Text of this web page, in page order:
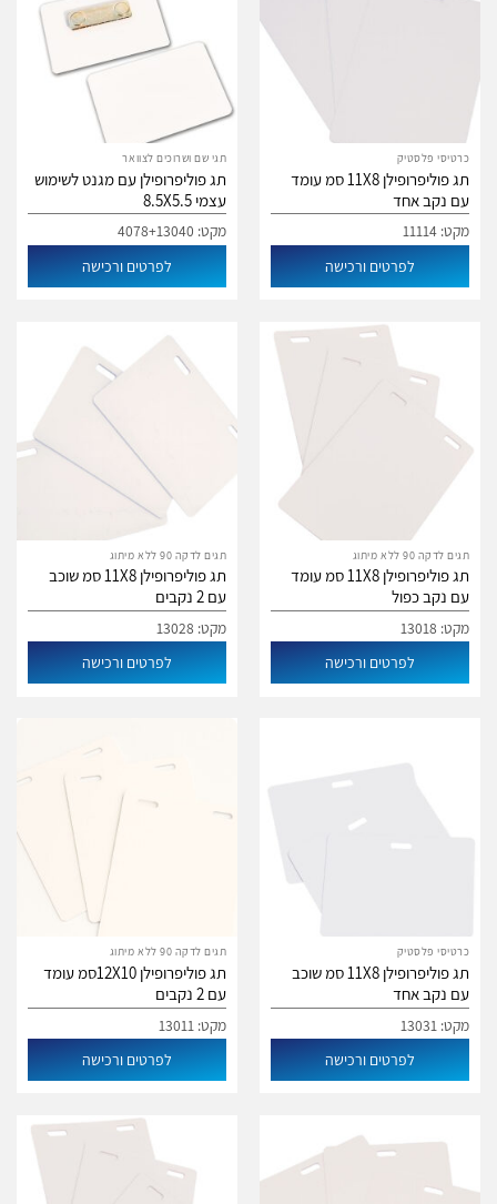
כרטיסי פלסטיק
תג פוליפרופילן 11X8 סמ עומד
עם נקב אחד
מקט: 11114
לפרטים ורכישה
תגי שם ושרוכים לצוואר
תג פוליפרופילן עם מגנט לשימוש
עצמי 8.5X5.5
מקט: 4078+13040
לפרטים ורכישה
תגים לדקה 90 ללא מיתוג
תג פוליפרופילן 11X8 סמ עומד
עם נקב כפול
מקט: 13018
לפרטים ורכישה
תגים לדקה 90 ללא מיתוג
תג פוליפרופילן 11X8 סמ שוכב
עם 2 נקבים
מקט: 13028
לפרטים ורכישה
כרטיסי פלסטיק
תג פוליפרופילן 11X8 סמ שוכב
עם נקב אחד
מקט: 13031
לפרטים ורכישה
תגים לדקה 90 ללא מיתוג
תג פוליפרופילן 12X10סמ עומד
עם 2 נקבים
מקט: 13011
לפרטים ורכישה